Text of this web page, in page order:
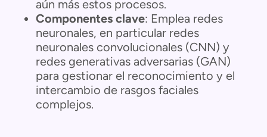
aún más estos procesos.
Componentes clave: Emplea redes
neuronales, en particular redes
neuronales convolucionales (CNN) y
redes generativas adversarias (GAN)
para gestionar el reconocimiento y el
intercambio de rasgos faciales
complejos.